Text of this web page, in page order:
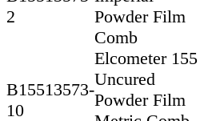
2
Powder Film
Comb
B15513573-
10
Elcometer 155
Uncured
Powder Film